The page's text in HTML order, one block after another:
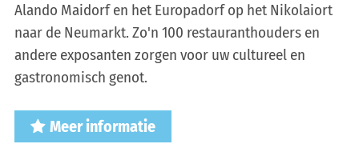
Alando Maidorf en het Europadorf op het Nikolaiort
naar de Neumarkt. Zo'n 100 restauranthouders en
andere exposanten zorgen voor uw cultureel en
gastronomisch genot.
Meer informatie